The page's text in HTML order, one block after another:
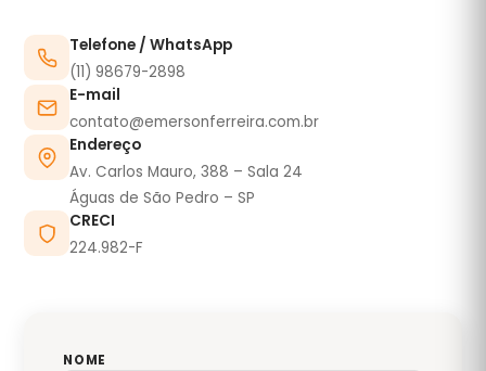
Telefone / WhatsApp
(11) 98679-2898
E-mail
contato@emersonferreira.com.br
Endereço
Av. Carlos Mauro, 388 – Sala 24
Águas de São Pedro – SP
CRECI
224.982-F
NOME